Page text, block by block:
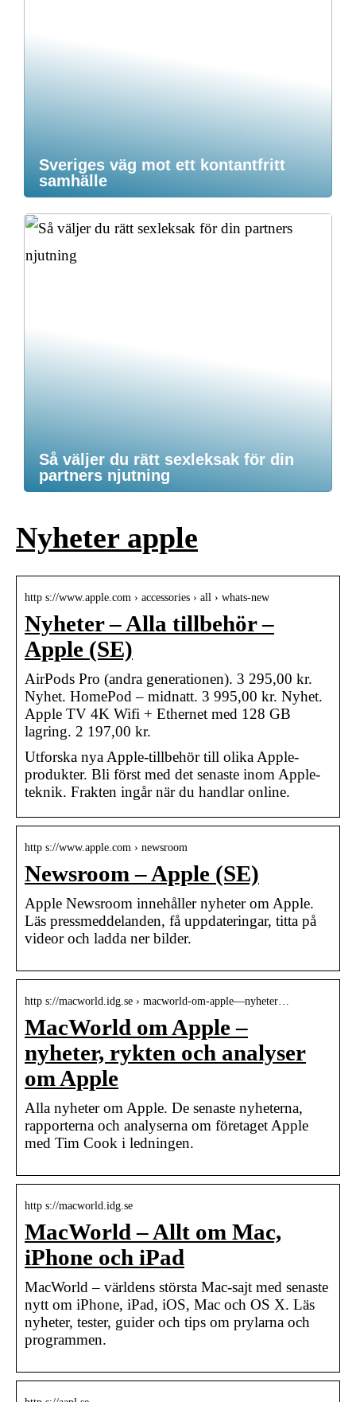
Sveriges väg mot ett kontantfritt
samhälle
Så väljer du rätt sexleksak för din
partners njutning
Nyheter apple
http s://www.apple.com › accessories › all › whats-new
Nyheter – Alla tillbehör –
Apple (SE)
AirPods Pro (andra generationen). 3 295,00 kr.
Nyhet. HomePod – midnatt. 3 995,00 kr. Nyhet.
Apple TV 4K Wifi + Ethernet med 128 GB
lagring. 2 197,00 kr.
Utforska nya Apple-tillbehör till olika Apple-
produkter. Bli först med det senaste inom Apple-
teknik. Frakten ingår när du handlar online.
http s://www.apple.com › newsroom
Newsroom – Apple (SE)
Apple Newsroom innehåller nyheter om Apple.
Läs pressmeddelanden, få uppdateringar, titta på
videor och ladda ner bilder.
http s://macworld.idg.se › macworld-om-apple—nyheter…
MacWorld om Apple –
nyheter, rykten och analyser
om Apple
Alla nyheter om Apple. De senaste nyheterna,
rapporterna och analyserna om företaget Apple
med Tim Cook i ledningen.
http s://macworld.idg.se
MacWorld – Allt om Mac,
iPhone och iPad
MacWorld – världens största Mac-sajt med senaste
nytt om iPhone, iPad, iOS, Mac och OS X. Läs
nyheter, tester, guider och tips om prylarna och
programmen.